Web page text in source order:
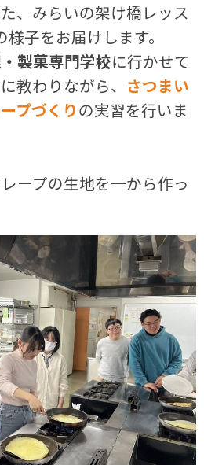
、みらいの架け橋レッス
様子をお届けします。
製菓専門学校に行かせて
教わりながら、 さつまい
プづくりの実習を行いま
ープの生地を一から作っ